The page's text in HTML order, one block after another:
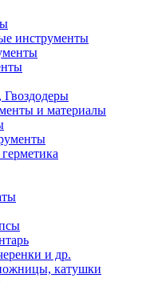
инструменты
и материалы
и др.
катушки